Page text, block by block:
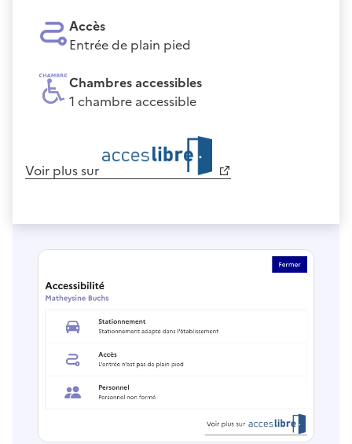
Accès
Entrée de plain pied
Chambres accessibles
1 chambre accessible
Voir plus sur